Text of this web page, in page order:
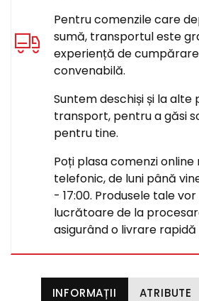
Pentru comenzile care
sumă, transportul este
experiență de
convenabilă.
Suntem deschiși și la alte
transport, pentru a găsi
pentru tine.
Poți plasa comenzi
telefonic, de luni până
- 17:00. Produsele tale
lucrătoare de la
asigurând o livrare rapidă
INFORMAȚII ATRIBUTE